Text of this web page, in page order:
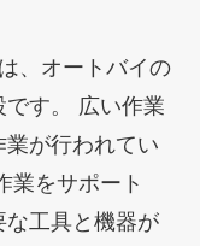
、オートバイの
す。 広い作業
が行われてい
業をサポート
な工具と機器が